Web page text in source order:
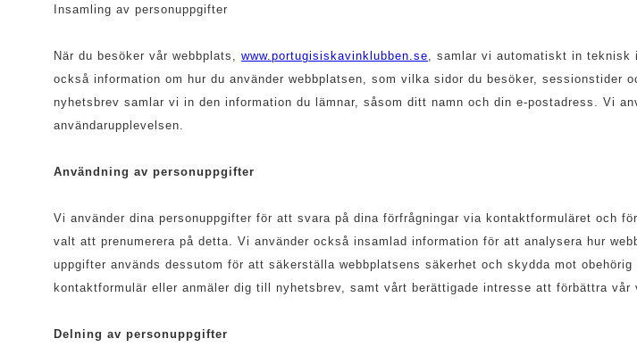
Insamling av personuppgifter
När du besöker vår webbplats, www.portugisiskavinklubben.se, samlar vi automatiskt in teknisk
också information om hur du använder webbplatsen, som vilka sidor du besöker,
nyhetsbrev samlar vi in den information du lämnar, såsom ditt namn och din e-postadress. Vi
användarupplevelsen.
Användning av personuppgifter
Vi använder dina personuppgifter för att svara på dina förfrågningar via kontaktformuläret och
valt att prenumerera på detta. Vi använder också insamlad information för att analysera hur
uppgifter används dessutom för att säkerställa webbplatsens säkerhet och skydda mot
kontaktformulär eller anmäler dig till nyhetsbrev, samt vårt berättigade intresse att förbättra vår
Delning av personuppgifter